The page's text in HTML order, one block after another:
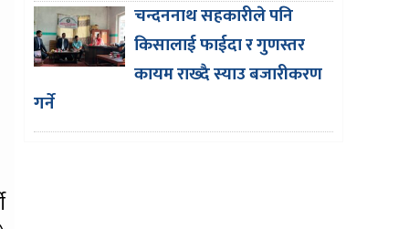
चन्दननाथ सहकारीले पनि
किसालाई फाईदा र गुणस्तर
कायम राख्दै स्याउ बजारीकरण
गर्ने